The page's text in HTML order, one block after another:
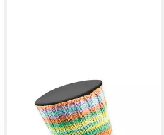
LANA GROSSA
MEILENWEIT 8-FACH 150
Häkelwolle, 315 m (150
Gramm), besonders dicke